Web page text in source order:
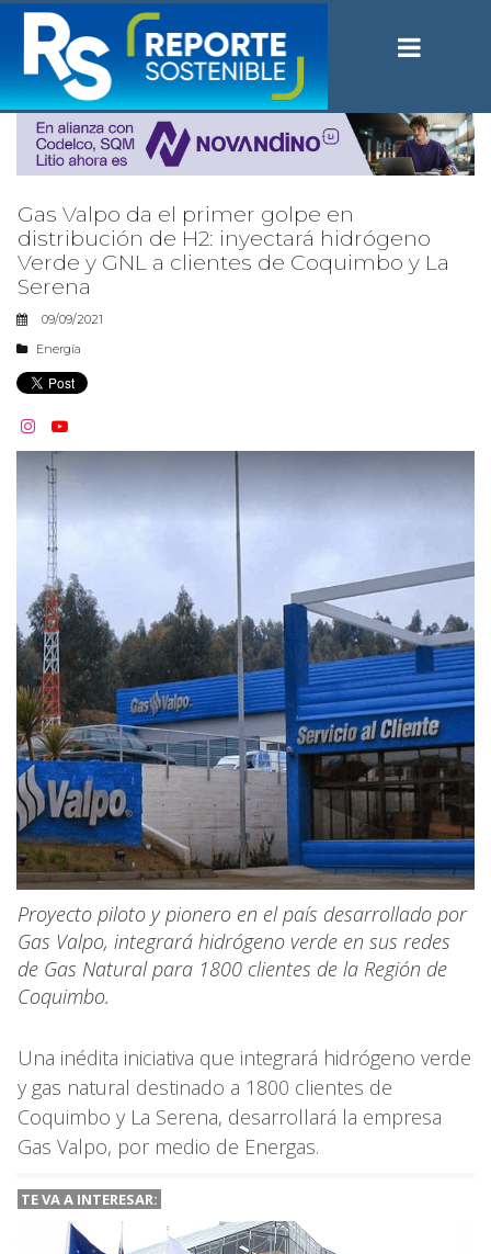
Gas Valpo da el primer golpe en
distribución de H2: inyectará hidrógeno
Verde y GNL a clientes de Coquimbo y La
Serena
09/09/2021
Energía
 
Proyecto piloto y pionero en el país desarrollado por
Gas Valpo, integrará hidrógeno verde en sus redes
de Gas Natural para 1800 clientes de la Región de
Coquimbo.
Una inédita iniciativa que integrará hidrógeno verde
y gas natural destinado a 1800 clientes de
Coquimbo y La Serena, desarrollará la empresa
Gas Valpo, por medio de Energas.
TE VA A INTERESAR: